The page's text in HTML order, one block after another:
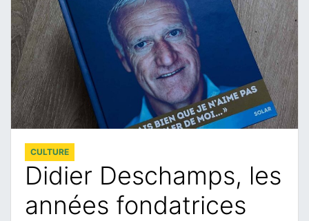
CULTURE
Didier Deschamps, les
années fondatrices